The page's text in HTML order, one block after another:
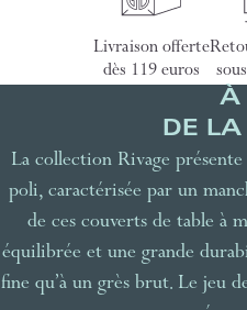
Livraison offerte
dès 119 euros
À
DE LA
La collection Rivage
poli, caractérisée par un
de ces couverts de table à
équilibrée et une grande
fine qu’à un grès brut. Le jeu